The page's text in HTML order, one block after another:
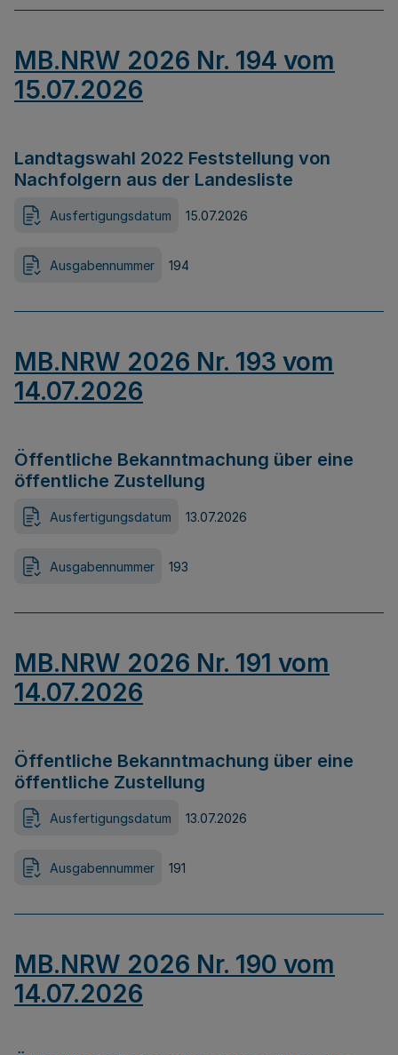
MB.NRW 2026 Nr. 194 vom
15.07.2026
Landtagswahl 2022 Feststellung von
Nachfolgern aus der Landesliste
Ausfertigungsdatum 15.07.2026
Ausgabennummer 194
MB.NRW 2026 Nr. 193 vom
14.07.2026
Öffentliche Bekanntmachung über eine
öffentliche Zustellung
Ausfertigungsdatum 13.07.2026
Ausgabennummer 193
MB.NRW 2026 Nr. 191 vom
14.07.2026
Öffentliche Bekanntmachung über eine
öffentliche Zustellung
Ausfertigungsdatum 13.07.2026
Ausgabennummer 191
MB.NRW 2026 Nr. 190 vom
14.07.2026